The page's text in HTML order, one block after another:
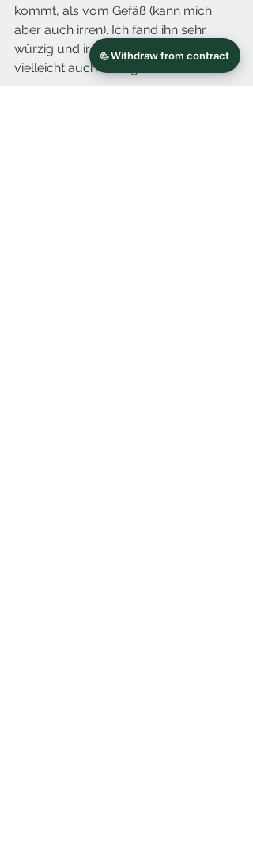
kommt, als vom Gefäß (kann mich
aber auch irren). Ich fand ihn sehr
würzig und irgendwie auch ätherisch,
vielleicht auch nussig.